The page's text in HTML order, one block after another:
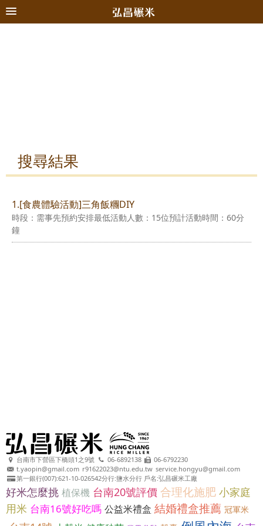
搜尋結果
1.[食農體驗活動]三角飯糰DIY
時段：需事先預約安排最低活動人數：15位預計活動時間：60分
鐘
台南市下營區下橋頭1之9號 06-6892138
06-6792230
t.yaopin@gmail.com r91622023@ntu.edu.tw service.hongyu@gmail.com
第一銀行(007):621-10-026542分行:鹽水分行 戶名:弘昌碾米工廠
好米怎麼挑 植保機 台南20號評價 合理化施肥 小家庭
用米 台南16號好吃嗎 公益米禮盒 結婚禮盒推薦 冠軍米